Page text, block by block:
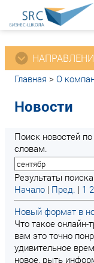
Главная > О
Новости
Поиск новостей
словам.
Результаты
Начало | Пред. | 1 2
Новый формат в
Что такое
вам это точно
удивительное
новое, рыть